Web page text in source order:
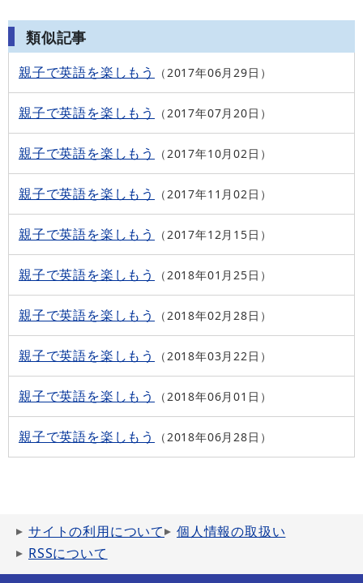
類似記事
親子で英語を楽しもう 2017年06月29日
親子で英語を楽しもう 2017年07月20日
親子で英語を楽しもう 2017年10月02日
親子で英語を楽しもう 2017年11月02日
親子で英語を楽しもう 2017年12月15日
親子で英語を楽しもう 2018年01月25日
親子で英語を楽しもう 2018年02月28日
親子で英語を楽しもう 2018年03月22日
親子で英語を楽しもう 2018年06月01日
親子で英語を楽しもう 2018年06月28日
サイトの利用について
個人情報の取扱い
RSSについて